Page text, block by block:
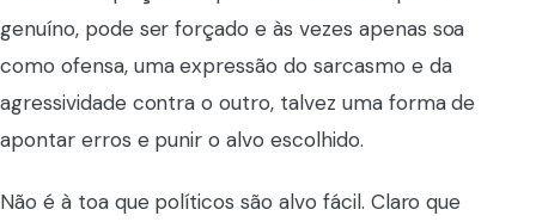
genuíno, pode ser forçado e às vezes apenas soa
como ofensa, uma expressão do sarcasmo e da
agressividade contra o outro, talvez uma forma de
apontar erros e punir o alvo escolhido.
Não é à toa que políticos são alvo fácil. Claro que